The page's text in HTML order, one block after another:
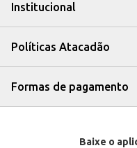
Institucional
Políticas Atacadão
Formas de pagamento
Baixe o